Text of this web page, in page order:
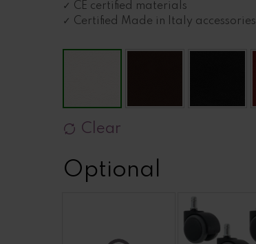
CE certified materials
Certified Made in Italy accessories
Clear
Optional